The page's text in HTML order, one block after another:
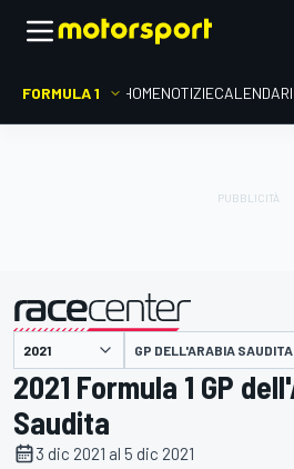
FORMULA 1 HOMENOTIZIE
presentato da GP DELL'ARABIA SAUDITA
2021 Formula 1 GP
Saudita
3 dic 2021 al 5 dic 2021